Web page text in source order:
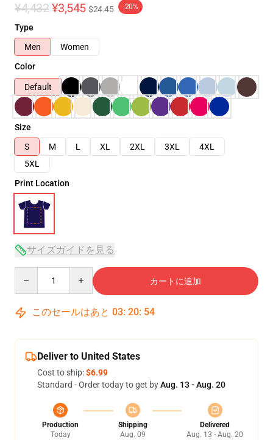
¥4,432 ¥3,545 $24.45 -20%
Type
Men
Women
Color
Default
Size
S
M L XL 2XL 3XL
4XL
5XL
Print Location
サイズガイドを見る
カートに追加
このセールはあと 03: 20: 53
Deliver to United States
Cost to ship:$6.99
Standard - Order today to get byAug. 13 - Aug. 20
Production
Today
Shipping
Aug. 09
Delivered
Aug. 13 - Aug. 20